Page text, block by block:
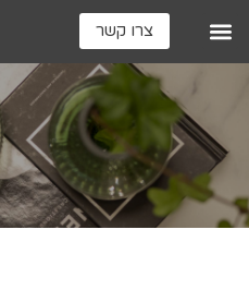
צרו קשר